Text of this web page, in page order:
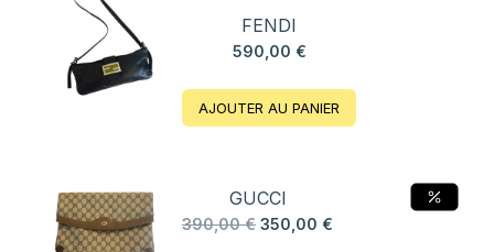
FENDI
590,00 €
AJOUTER AU PANIER
GUCCI
390,00€ Le
350,00 €